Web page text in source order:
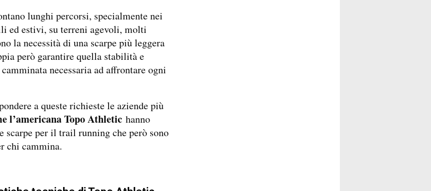
lunghi percorsi, specialmente nei
ed estivi, su terreni agevoli, molti
la necessità di una scarpe più leggera
però garantire quella stabilità e
necessaria ad affrontare ogni
a queste richieste le aziende più
l’americana Topo Athletichanno
scarpe per il trail running che però sono
chi cammina.